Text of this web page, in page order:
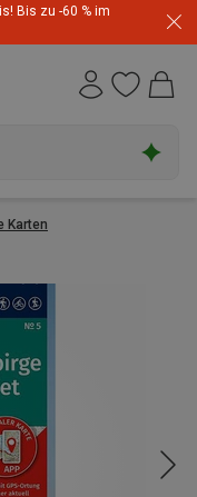
Bis zu -60 % im
Karten